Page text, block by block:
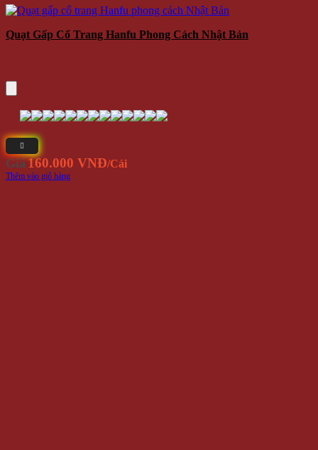
Quạt Gấp Cổ Trang Hanfu Phong Cách Nhật Bản
Giá160.000 VNĐ/Cái
Thêm vào giỏ hàng